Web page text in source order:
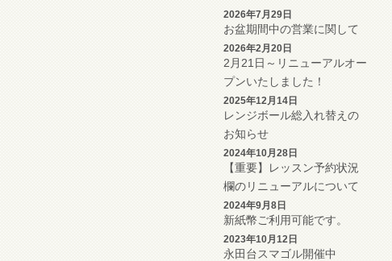
2026年7月29日
お盆期間中の営業に関して
2026年2月20日
2月21日～リニューアルオー
プンいたしました！
2025年12月14日
レンジボール総入れ替えの
お知らせ
2024年10月28日
【重要】レッスン予約状況
欄のリニューアルについて
2024年9月8日
新紙幣ご利用可能です。
2023年10月12日
永田台スマゴル開催中